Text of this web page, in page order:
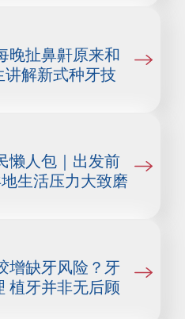
晚扯鼻鼾原来和
解新式种牙技
懒人包｜出发前
生活压力大致磨
增缺牙风险？牙
植牙并非无后顾